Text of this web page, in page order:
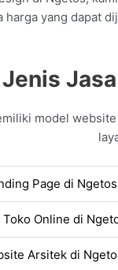
harga yang dapat
Jenis
model
Page di Ngetos
Toko Online di
Arsitek di